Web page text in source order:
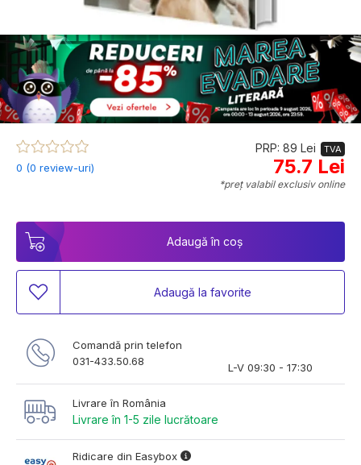
0 (0 review-uri)
PRP: 89 Lei TVA
75.7 Lei
*preț valabil exclusiv online
Adaugă în coș
Adaugă la favorite
Comandă prin telefon
031-433.50.68
L-V 09:30 - 17:30
Livrare în România
Livrare în 1-5 zile lucrătoare
Ridicare din Easybox